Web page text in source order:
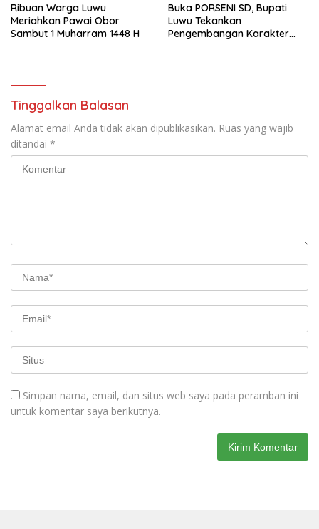
Ribuan Warga Luwu
Meriahkan Pawai Obor
Sambut 1 Muharram 1448 H
Buka PORSENI SD, Bupati
Luwu Tekankan
Pengembangan Karakter
Tinggalkan Balasan
Alamat email Anda tidak akan dipublikasikan. Ruas yang wajib
ditandai *
Simpan nama, email, dan situs web saya pada peramban ini
untuk komentar saya berikutnya.